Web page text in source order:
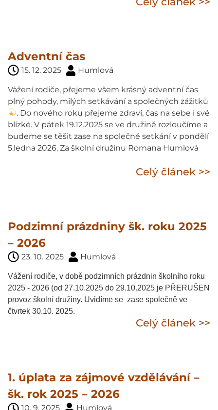
Adventní čas
15. 12. 2025 Humlová
Vàžení rodiče, přejeme všem krásný adventní čas
plný pohody, milých setkávání a společných zážitků
. Do nového roku přejeme zdraví, čas na sebe i své
blízké. V pátek 19.12.2025 se ve družině rozloučíme a
budeme se těšit zase na společné setkání v pondělí
5.ledna 2026. Za školní družinu Romana Humlovà
Celý článek >>
Podzimní prázdniny šk. roku 2025
– 2026
23. 10. 2025 Humlová
Vážení rodiče, v době podzimních prázdnin školního roku
2025 - 2026 (od 27.10.2025 do 29.10.2025 je PŘERUŠEN
provoz školní družiny. Uvidíme se zase společně ve
čtvrtek 30.10. 2025.
Celý článek >>
1. úplata za zájmové vzdělávání –
šk. rok 2025 – 2026
10. 9. 2025 Humlová